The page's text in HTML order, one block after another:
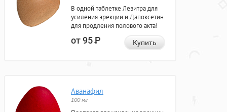
В одной таблетке Левитра для
усиления эрекции и Дапоксетин
для продления полового акта!
от 95Р Купить
Аванафил
100 мг